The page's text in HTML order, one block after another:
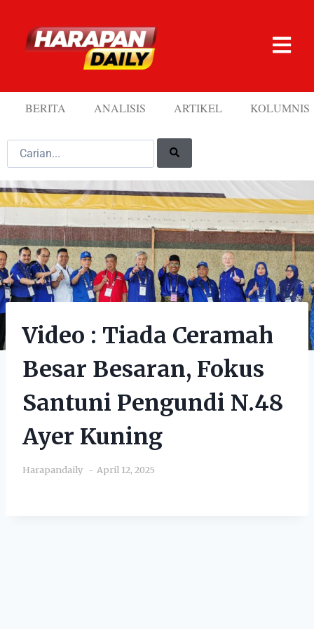
BERITA ANALISIS ARTIKEL KOLUMNIS
Video : Tiada Ceramah
Besar Besaran, Fokus
Santuni Pengundi N.48
Ayer Kuning
Harapandaily April 12, 2025